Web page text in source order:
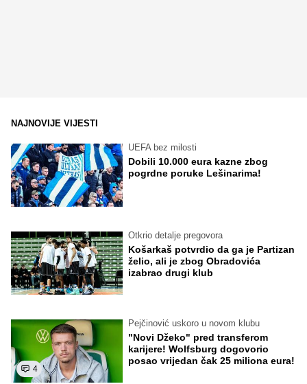
NAJNOVIJE VIJESTI
UEFA bez milosti
Dobili 10.000 eura kazne zbog
pogrdne poruke Lešinarima!
Otkrio detalje pregovora
Košarkaš potvrdio da ga je Partizan
želio, ali je zbog Obradovića
izabrao drugi klub
4
Pejčinović uskoro u novom klubu
"Novi Džeko" pred transferom
karijere! Wolfsburg dogovorio
posao vrijedan čak 25 miliona eura!